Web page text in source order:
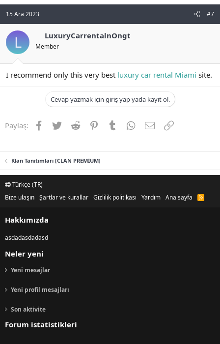
15 Ara 2023 #7
L LuxuryCarrentalnOngt
Member
I recommend only this very best luxury car rental Miami site.
Cevap yazmak için giriş yap yada kayıt ol.
Paylaş: Facebook
TwitterReddit PinterestTumblrWhatsApp
E-postaLink
Klan Tanıtımları [CLAN PREMİUM]
Türkçe (TR)
Bize ulaşın Şartlar ve kurallar Gizlilik politikası Yardım Ana sayfa
R
Hakkımızda
asdadasdadasd
Neler yeni
Yeni mesajlar
Yeni profil mesajları
Son aktivite
Forum istatistikleri